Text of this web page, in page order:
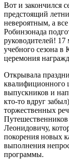
Вот и закончился
предстоящий
невероятным, а
Робинзонада
руководителей! 17
учебного сезона в
церемония
Открывала
квалифиционного
выпускников и
кто-то вдруг
торжественных
Леонидовичу,
покорения новых
выполнения
программы.